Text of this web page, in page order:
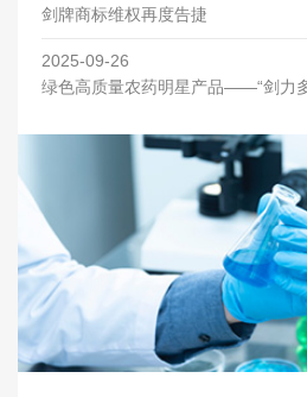
剑牌商标维权再度告捷
2025-09-26
绿色高质量农药明星产品——“剑力多